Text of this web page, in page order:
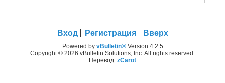
Вход Регистрация Вверх
Powered by vBulletin®Version 4.2.5
Copyright © 2026 vBulletin Solutions, Inc. All rights reserved.
Перевод: zCarot